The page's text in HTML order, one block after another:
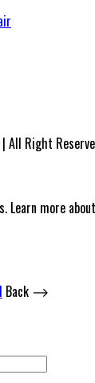
All Right
Learn more
Back ⟶